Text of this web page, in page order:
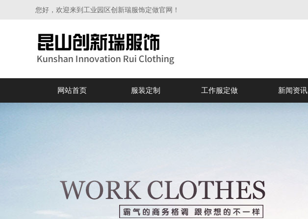
您好，欢迎来到工业园区创新瑞服饰定做官网！
网站首页 服装定制 工作服定做 新闻资讯